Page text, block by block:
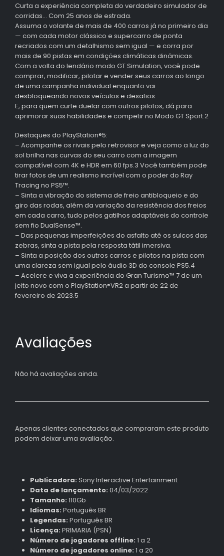
Curta a experiência completa do verdadeiro simulador de
corridas… Com 25 anos de estrada.
Assuma o volante de mais de 400 carros já no primeiro dia
— com cada motor clássico e supercarro de ponta
recriados com um detalhismo sem igual — e corra por
mais de 90 pistas em condições climáticas dinâmicas.
Com a volta do lendário modo GT Simulation, você pode
comprar, modificar, pilotar e vender seus carros ao longo
de uma campanha individual enquanto vai
desbloqueando novos veículos e desafios.
E, para quem curte duelar com outros pilotos, dá para
aprimorar suas habilidades e competir no Modo GT Sport.2
Destaques do PlayStation®5:
– Acompanhe os rivais pelo retrovisor e veja como a luz do
sol brilha nas curvas do seu carro com a imagem
compatível com 4K e HDR em 60 fps.3 Você também pode
tirar fotos de um realismo incrível com o poder do Ray
Tracing no PS5™.
– Sinta a vibração do sistema de freio antibloqueio e do
giro das rodas, além da variação da resistência dos freios
em cada carro, tudo pelos gatilhos adaptáveis do controle
sem fio DualSense™.
– Das pequenas imperfeições do asfalto até os sulcos das
zebras, sinta a pista pela resposta tátil imersiva.
– Sinta a posição dos outros carros e pilotos na pista com
uma clareza sem igual pelo áudio 3D do console PS5.4
– Acelere e viva a experiência do Gran Turismo™ 7 de um
jeito novo com o PlayStation®VR2 a partir de 22 de
fevereiro de 2023.5
Avaliações
Não há avaliações ainda.
Apenas clientes conectados que compraram este produto
podem deixar uma avaliação.
Publicadora: Sony Interactive Entertainment
Data de lançamento: 04/03/2022
Tamanho: 110Gb
Idiomas: Português BR
Legendas: Português BR
Licença: PRIMARIA (PSN)
Número de jogadores offline: 1 a 2
Número de jogadores online: 1 a 20